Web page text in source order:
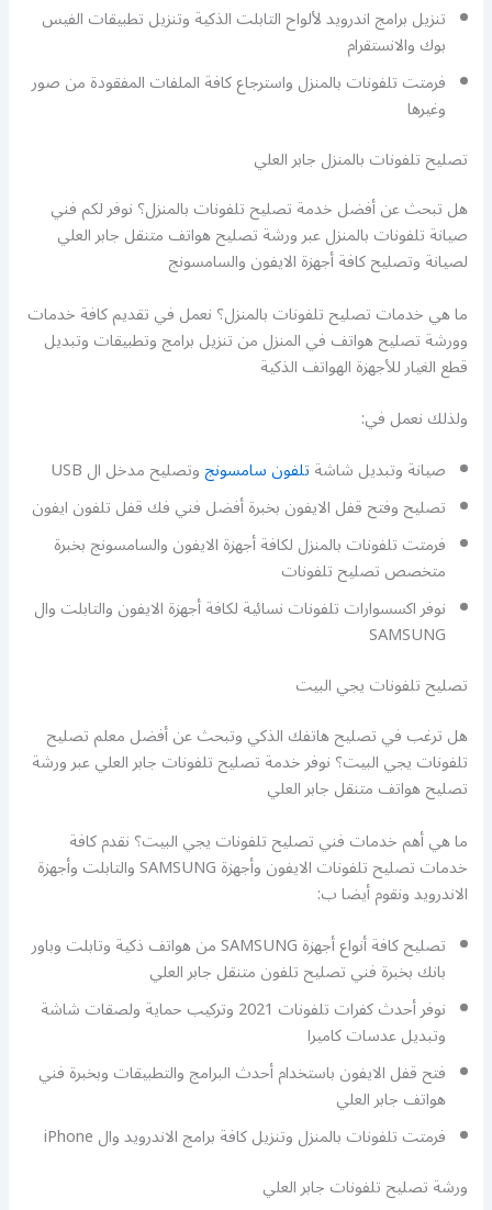
تنزيل برامج اندرويد لألواح التابلت الذكية وتنزيل تطبيقات الفيس
بوك والانستقرام
فرمتت تلفونات بالمنزل واسترجاع كافة الملفات المفقودة من صور
وغيرها
تصليح تلفونات بالمنزل جابر العلي
هل تبحث عن أفضل خدمة تصليح تلفونات بالمنزل؟ نوفر لكم فني
صيانة تلفونات بالمنزل عبر ورشة تصليح هواتف متنقل جابر العلي
لصيانة وتصليح كافة أجهزة الايفون والسامسونج
ما هي خدمات تصليح تلفونات بالمنزل؟ نعمل في تقديم كافة خدمات
وورشة تصليح هواتف في المنزل من تنزيل برامج وتطبيقات وتبديل
قطع الغيار للأجهزة الهواتف الذكية
ولذلك نعمل في:
صيانة وتبديل شاشةتلفون سامسونجوتصليح مدخل ال USB
تصليح وفتح قفل الايفون بخبرة أفضل فني فك قفل تلفون ايفون
فرمتت تلفونات بالمنزل لكافة أجهزة الايفون والسامسونج بخبرة
متخصص تصليح تلفونات
نوفر اكسسوارات تلفونات نسائية لكافة أجهزة الايفون والتابلت وال
SAMSUNG
تصليح تلفونات يجي البيت
هل ترغب في تصليح هاتفك الذكي وتبحث عن أفضل معلم تصليح
تلفونات يجي البيت؟ نوفر خدمة تصليح تلفونات جابر العلي عبر ورشة
تصليح هواتف متنقل جابر العلي
ما هي أهم خدمات فني تصليح تلفونات يجي البيت؟ نقدم كافة
خدمات تصليح تلفونات الايفون وأجهزة SAMSUNG والتابلت وأجهزة
الاندرويد ونقوم أيضا ب:
تصليح كافة أنواع أجهزة SAMSUNG من هواتف ذكية وتابلت وباور
بانك بخبرة فني تصليح تلفون متنقل جابر العلي
نوفر أحدث كفرات تلفونات 2021 وتركيب حماية ولصقات شاشة
وتبديل عدسات كاميرا
فتح قفل الايفون باستخدام أحدث البرامج والتطبيقات وبخبرة فني
هواتف جابر العلي
فرمتت تلفونات بالمنزل وتنزيل كافة برامج الاندرويد وال iPhone
ورشة تصليح تلفونات جابر العلي